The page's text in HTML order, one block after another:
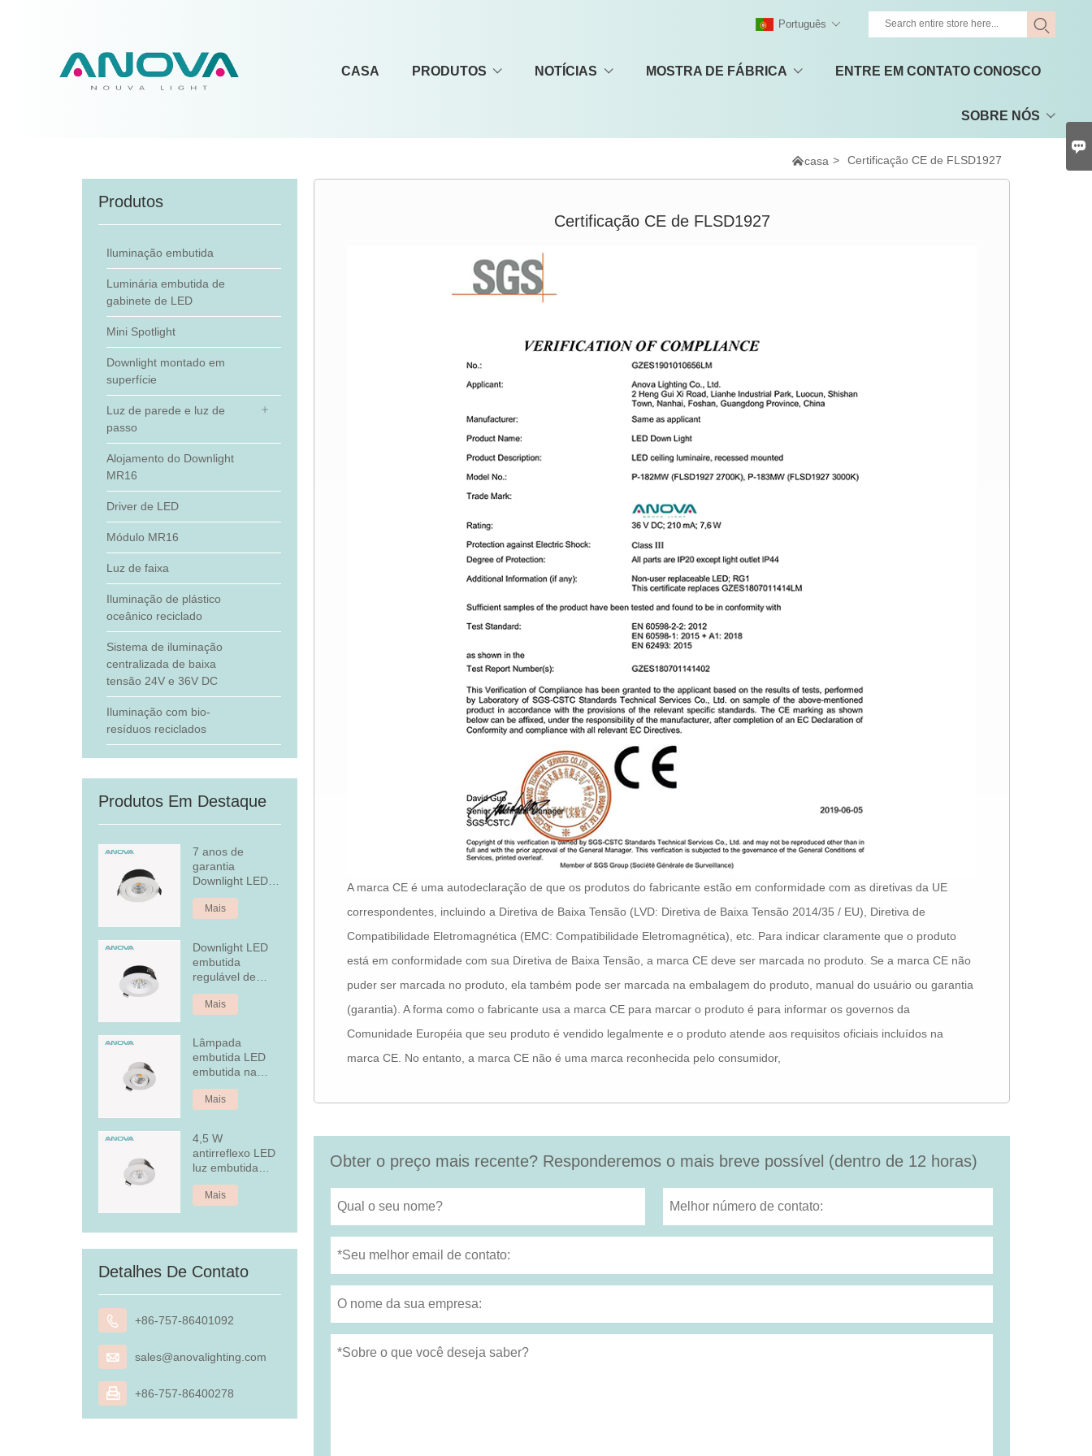
CASA PRODUTOS NOTÍCIAS MOSTRA DE FÁBRICA ENTRE EM CONTATO CONOSCO
SOBRE NÓS
Português
casa > Certificação CE de FLSD1927
Produtos
Iluminação embutida
Luminária embutida de
gabinete de LED
Mini Spotlight
Downlight montado em
superfície
Luz de parede e luz de
passo
Alojamento do Downlight
MR16
Driver de LED
Módulo MR16
Luz de faixa
Iluminação de plástico
oceânico reciclado
Sistema de iluminação
centralizada de baixa
tensão 24V e 36V DC
Iluminação com bio-
resíduos reciclados
Produtos Em Destaque
7 anos de
garantia
Downlight LED
embutido
regulável
Mais
Downlight LED
embutida
regulável de
alumínio fixo de
7 WMais
Lâmpada
embutida LED
embutida na
tampa traseira
Mais
4,5 W
antirreflexo LED
luz embutida
embutida
Mais
Detalhes De Contato
 +86-757-86401092
 sales@anovalighting.com
 +86-757-86400278
Certificação CE de FLSD1927
A marca CE é uma autodeclaração de que os produtos do fabricante estão em conformidade com as diretivas da UE
correspondentes, incluindo a Diretiva de Baixa Tensão (LVD: Diretiva de Baixa Tensão 2014/35 / EU), Diretiva de
Compatibilidade Eletromagnética (EMC: Compatibilidade Eletromagnética), etc. Para indicar claramente que o produto
está em conformidade com sua Diretiva de Baixa Tensão, a marca CE deve ser marcada no produto. Se a marca CE não
puder ser marcada no produto, ela também pode ser marcada na embalagem do produto, manual do usuário ou garantia
(garantia). A forma como o fabricante usa a marca CE para marcar o produto é para informar os governos da
Comunidade Européia que seu produto é vendido legalmente e o produto atende aos requisitos oficiais incluídos na
marca CE. No entanto, a marca CE não é uma marca reconhecida pelo consumidor,
Obter o preço mais recente? Responderemos o mais breve possível (dentro de 12 horas)
